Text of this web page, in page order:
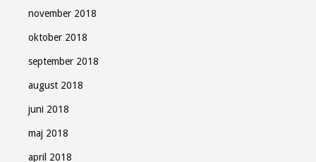
november 2018
oktober 2018
september 2018
august 2018
juni 2018
maj 2018
april 2018